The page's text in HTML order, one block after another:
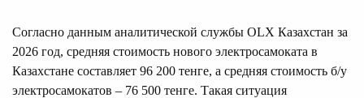
Согласно данным аналитической службы OLX Казахстан за
2026 год, средняя стоимость нового электросамоката в
Казахстане составляет 96 200 тенге, а средняя стоимость б/у
электросамокатов – 76 500 тенге. Такая ситуация